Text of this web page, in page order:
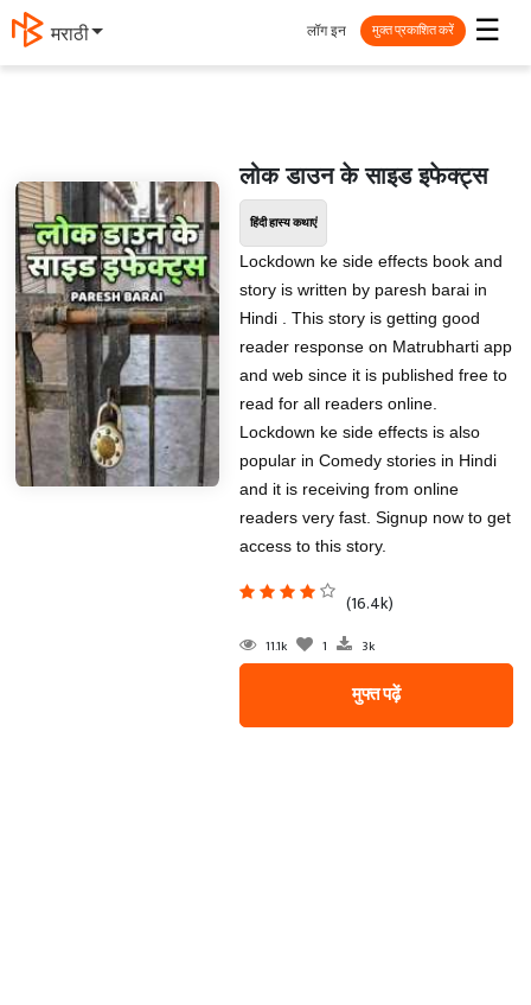
मराठी ☰
लॉग इन मुक्त प्रकाशित करें
लोक डाउन के साइड इफेक्ट्स
हिंदी हास्य कथाएं
Lockdown ke side effects book and
story is written by paresh barai in
Hindi . This story is getting good
reader response on Matrubharti app
and web since it is published free to
read for all readers online.
Lockdown ke side effects is also
popular in Comedy stories in Hindi
and it is receiving from online
readers very fast. Signup now to get
access to this story.
(16.4k)
11.1k 1 3k
मुफ्त पढ़ें